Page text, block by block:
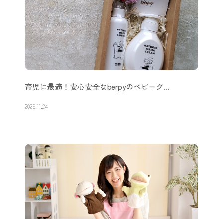
育児に最適！安心安全なberpyのベビーグ…
2025.11.24